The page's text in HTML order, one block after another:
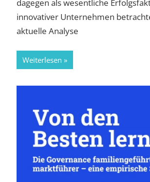
dagegen als wesentliche
innovativer Unternehmen
aktuelle Analyse
Weiterlesen